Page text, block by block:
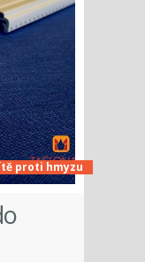
proti hmyzu